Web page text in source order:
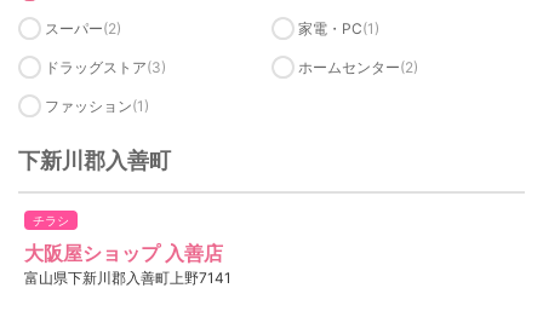
スーパー(2) 家電・PC(1)
ドラッグストア(3) ホームセンター(2)
ファッション(1)
下新川郡入善町
チラシ
大阪屋ショップ 入善店
富山県下新川郡入善町上野7141